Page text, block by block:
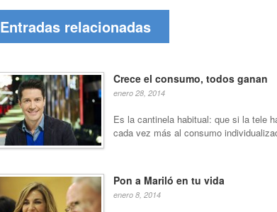
Entradas relacionadas
Crece el consumo, todos ganan
enero 28, 2014
Es la cantinela habitual: que si la tele
cada vez más al consumo
Pon a Mariló en tu vida
enero 8, 2014